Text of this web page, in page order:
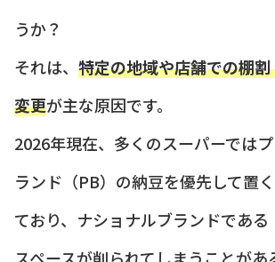
うか？
それは、 特定の地域や店舗での棚
変更が主な原因です。
2026年現在、多くのスーパーでは
ランド（PB）の納豆を優先して置
ており、ナショナルブランドである
スペースが削られてしまうことがあ